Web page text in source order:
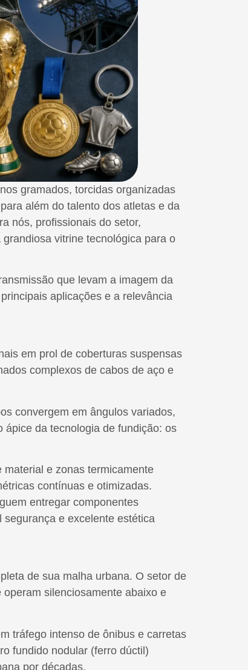
gramados, torcidas organizadas
além do talento dos atletas e da
nós, profissionais do setor,
vitrine tecnológica para o
que levam a imagem da
aplicações e a relevância
em prol de coberturas suspensas
complexos de cabos de aço e
convergem em ângulos variados,
da tecnologia de fundição: os
e zonas termicamente
contínuas e otimizadas.
entregar componentes
e excelente estética
de sua malha urbana. O setor de
silenciosamente abaixo e
tráfego intenso de ônibus e carretas
fundido nodular (ferro dúctil)
por décadas.